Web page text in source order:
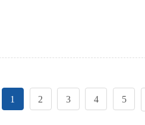
1 2 3 4 5